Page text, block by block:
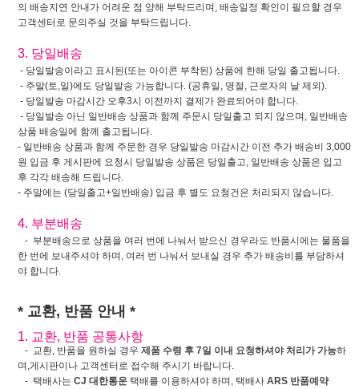
의 배송지연 안내가 어려운 점 양해 부탁드리며, 배송일정 확인이 필요할 경우
고객센터로 문의주실 것을 부탁드립니다.
3. 당일배송
- 당일발송이라고 표시된(또는 아이콘 부착된) 상품에 한해 당일 출고됩니다.
- 주말(토,일)에도 당일발송 가능합니다. (공휴일, 명절, 근로자의 날 제외).
- 당일발송 마감시간 오후3시 이전까지 결제가 완료되어야 합니다.
- 당일발송 아닌 일반배송 상품과 함께 주문시 당일출고 되지 않으며, 일반배송
상품 배송일에 함께 출고됩니다.
- 일반배송 상품과 함께 주문한 경우 당일발송 마감시간 이전 추가 배송비 3,000
원 입금 후 게시판에 요청시 당일발송 상품은 당일출고, 일반배송 상품은 입고
후 각각 배송해 드립니다.
- 주말에는 (당일출고+일반배송) 입금 후 별도 요청건은 처리되지 않습니다.
4. 부분배송
- 부분배송으로 상품을 여러 번에 나눠서 받으신 경우라도 반품시에는 물품을
한 번에 보내주셔야 하며, 여러 번 나눠서 보내실 경우 추가 배송비를 부담하셔
야 합니다.
* 교환, 반품 안내 *
1. 교환, 반품 공통사항
- 교환, 반품을 원하실 경우 제품 수령 후 7일 이내 요청하셔야 처리가 가능하
며,게시판이나 고객센터로 접수해 주시기 바랍니다.
- 택배사는 CJ 대한통운 택배를 이용하셔야 하며, 택배사 ARS 반품예약